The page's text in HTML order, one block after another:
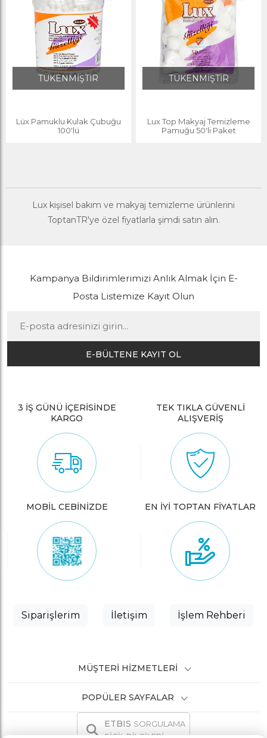
TÜKENMİŞTİR
Lüx Pamuklu Kulak Çubuğu
100'lü
TÜKENMİŞTİR
Lux Top Makyaj Temizleme
Pamuğu 50'li Paket
Lux kişisel bakım ve makyaj temizleme ürünlerini
ToptanTR'ye özel fiyatlarla şimdi satın alın.
Kampanya Bildirimlerimizi Anlık Almak İçin E-
Posta Listemize Kayıt Olun
E-BÜLTENE KAYIT OL
3 İŞ GÜNÜ İÇERİSİNDE
KARGO
TEK TIKLA GÜVENLİ
ALIŞVERİŞ
MOBİL CEBİNİZDE EN İYİ TOPTAN FİYATLAR
Siparişlerim İletişim İşlem Rehberi
MÜŞTERI HIZMETLERI
POPÜLER SAYFALAR
ETBIS SORGULAMA
SİCİL BİLGİLERİ